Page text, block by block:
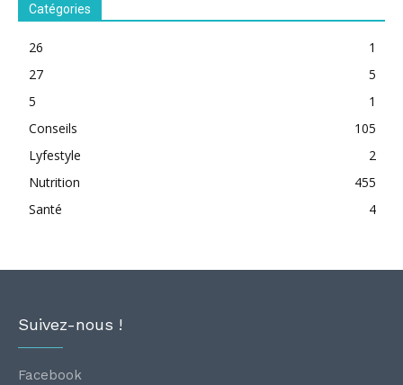
Catégories
26
1
27
5
5
1
Conseils
105
Lyfestyle
2
Nutrition
455
Santé
4
Suivez-nous !
Facebook